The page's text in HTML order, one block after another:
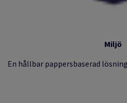
Miljö
En hållbar pappersbaserad